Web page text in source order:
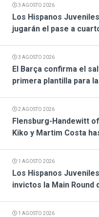
3 AGOSTO 2026
Los Hispanos
jugarán el pase a
3 AGOSTO 2026
El Barça confirma el
primera plantilla para
2 AGOSTO 2026
Flensburg-Handewitt
Kiko y Martim Costa
1 AGOSTO 2026
Los Hispanos
invictos la Main Round
1 AGOSTO 2026